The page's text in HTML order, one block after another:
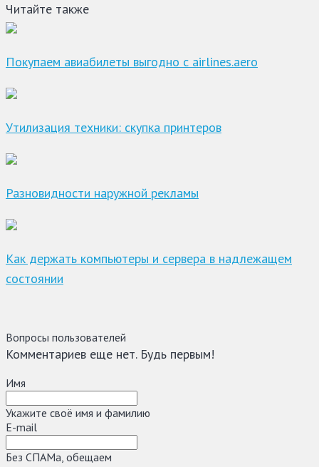
Читайте также
Покупаем авиабилеты выгодно с airlines.aero
Утилизация техники: скупка принтеров
Разновидности наружной рекламы
Как держать компьютеры и сервера в надлежащем
состоянии
Вопросы пользователей
Комментариев еще нет. Будь первым!
Имя
Укажите своё имя и фамилию
E-mail
Без СПАМа, обещаем